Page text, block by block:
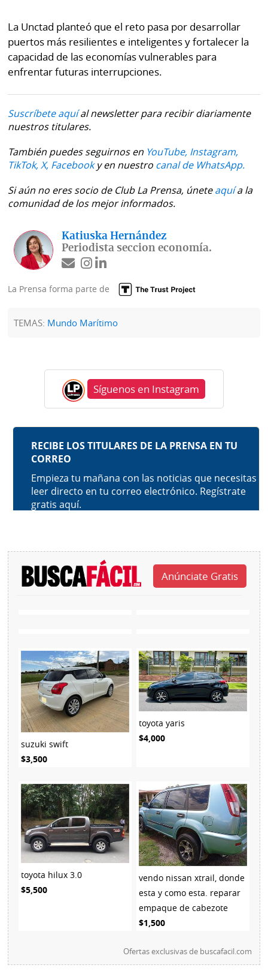
La Unctad planteó que el reto pasa por desarrollar
puertos más resilientes e inteligentes y fortalecer la
capacidad de las economías vulnerables para
enfrentar futuras interrupciones.
Suscríbete aquíal newsletter para recibir diariamente
nuestros titulares.
También puedes seguirnos en YouTube, Instagram,
TikTok, X, Facebooky en nuestro canal de WhatsApp.
Si aún no eres socio de Club La Prensa, úneteaquía la
comunidad de los mejor informados.
Katiuska Hernández
Periodista seccion economía.
La Prensa forma parte de
TEMAS: Mundo Marítimo
Síguenos en Instagram
suzuki swift
$3,500
toyota yaris
$4,000
toyota hilux 3.0
$5,500
vendo nissan xtrail, donde
esta y como esta. reparar
empaque de cabezote
$1,500
Ofertas exclusivas de buscafacil.com